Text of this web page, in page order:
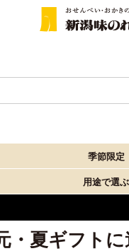
季節限定
用途で選ぶ
・夏ギフトに